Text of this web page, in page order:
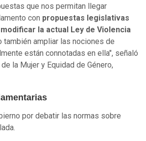
que nos permitan llegar
con propuestas legislativas
la actual Ley de Violencia
también ampliar las nociones de
están connotadas en ella", señaló
la Mujer y Equidad de Género,
por debatir las normas sobre